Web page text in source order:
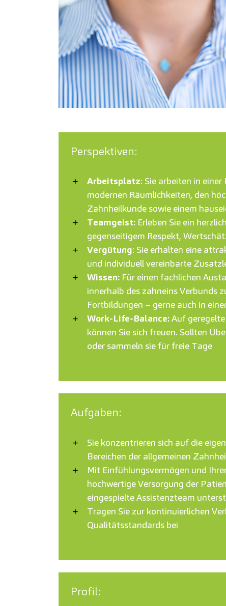
Perspektiven:
Arbeitsplatz: Sie arbeiten in
modernen Räumlichkeiten, den
Zahnheilkunde sowie einem
Teamgeist:Erleben Sie ein
gegenseitigem Respekt,
Vergütung: Sie erhalten eine
und individuell vereinbarte
Wissen: Für einen fachlichen
innerhalb des zahneins Verbunds
Fortbildungen – gerne auch in
Work-Life-Balance:Auf
können Sie sich freuen. Sollten
oder sammeln sie für freie Tage
Aufgaben:
Sie konzentrieren sich auf die
Bereichen der allgemeinen
Mit Einfühlungsvermögen und
hochwertige Versorgung der
eingespielte Assistenzteam
Tragen Sie zur kontinuierlichen
Qualitätsstandards bei
Profil: